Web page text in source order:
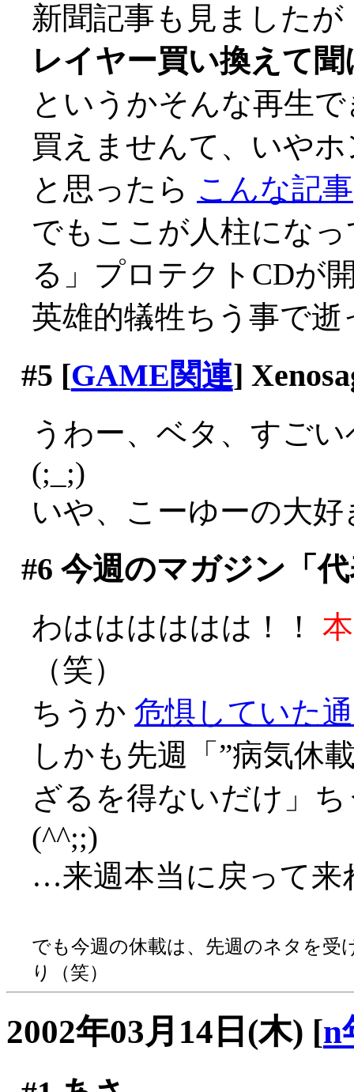
新聞記事も見ましたが
レイヤー買い換えて
というかそんな再生
買えませんて、いや
と思ったら こんな記事
でもここが人柱にな
る」プロテクトCDが
英雄的犠牲ちう事で
#5 [GAME関連]
うわー、ベタ、すご
(;_;)
いや、こーゆーの大
#6 今週のマガジン「
わはははははは！！
（笑）
ちうか 危惧していた
しかも先週「”病気休
ざるを得ないだけ」
(^^;;)
…来週本当に戻って来
でも今週の休載は、先週のネタを
り（笑）
2002年03月14日(木) [n